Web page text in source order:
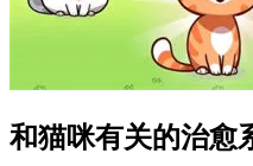
和猫咪有关的治愈